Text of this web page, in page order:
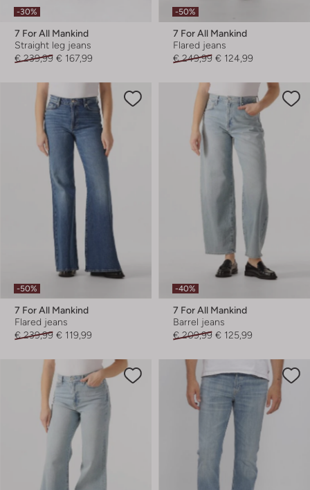
-30%
7 For All Mankind
Straight leg jeans
€ 239,99 € 167,99
-50%
7 For All Mankind
Flared jeans
€ 249,99 € 124,99
-50%
7 For All Mankind
Flared jeans
€ 239,99 € 119,99
-40%
7 For All Mankind
Barrel jeans
€ 209,99 € 125,99